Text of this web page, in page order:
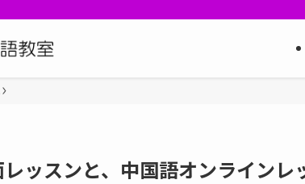
ッスンと、中国語オンラインレ